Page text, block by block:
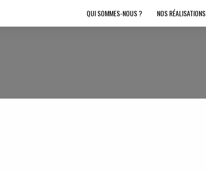
QUI SOMMES-NOUS ? NOS RÉALISATIONS